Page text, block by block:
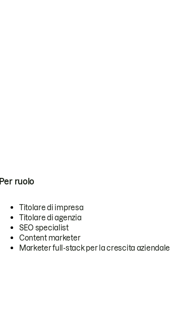
Per ruolo
Titolare di impresa
Titolare di agenzia
SEO specialist
Content marketer
Marketer full-stack per la crescita aziendale